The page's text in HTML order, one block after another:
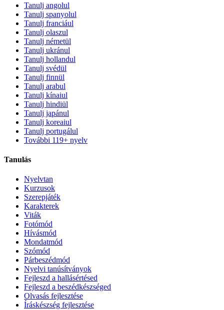
Tanulj angolul
Tanulj spanyolul
Tanulj franciául
Tanulj olaszul
Tanulj németül
Tanulj ukránul
Tanulj hollandul
Tanulj svédül
Tanulj finnül
Tanulj arabul
Tanulj kínaiul
Tanulj hindiül
Tanulj japánul
Tanulj koreaiul
Tanulj portugálul
További 119+ nyelv
Tanulás
Nyelvtan
Kurzusok
Szerepjáték
Karakterek
Viták
Fotómód
Hívásmód
Mondatmód
Szómód
Párbeszédmód
Nyelvi tanúsítványok
Fejleszd a hallásértésed
Fejleszd a beszédkészséged
Olvasás fejlesztése
Íráskészség fejlesztése